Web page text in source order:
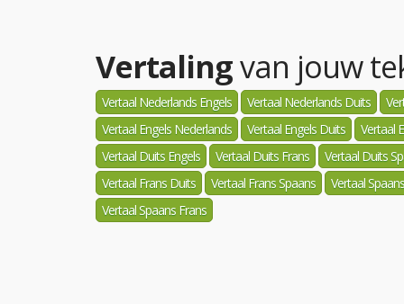
Vertalingvan jouw
Vertaal Nederlands Engels Vertaal Nederlands Duits
Vertaal Engels Nederlands
Vertaal Engels Duits
Vertaal
Vertaal Duits Engels
Vertaal Duits Frans
Vertaal Duits
Vertaal Frans Duits
Vertaal Frans Spaans
Vertaal
Vertaal Spaans Frans